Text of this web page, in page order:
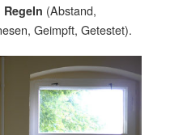
(Abstand,
Geimpft, Getestet).